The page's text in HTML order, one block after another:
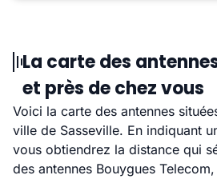
La carte des
et près de chez vous
Voici la carte des antennes
ville de Sasseville. En indiquant
vous obtiendrez la distance qui
des antennes Bouygues